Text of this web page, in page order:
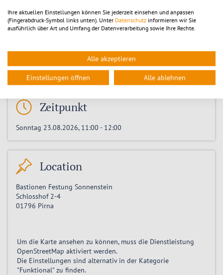
Tickets
Preis:
Tickets kaufen
Zeitpunkt
Sonntag 23.08.2026, 11:00 - 12:00
Location
Bastionen Festung Sonnenstein
Schlosshof 2-4
01796 Pirna
Um die Karte ansehen zu können, muss die Dienstleistung
OpenStreetMap aktiviert werden.
Die Einstellungen sind alternativ in der Kategorie
"Funktional" zu finden.
Ihre aktuellen Einstellungen können Sie jederzeit einsehen und anpassen
(Fingerabdruck-Symbol links unten). Unter Datenschutz informieren wir Sie
ausführlich über Art und Umfang der Datenverarbeitung sowie Ihre Rechte.
Alle akzeptieren
Einstellungen öffnen Alle ablehnen